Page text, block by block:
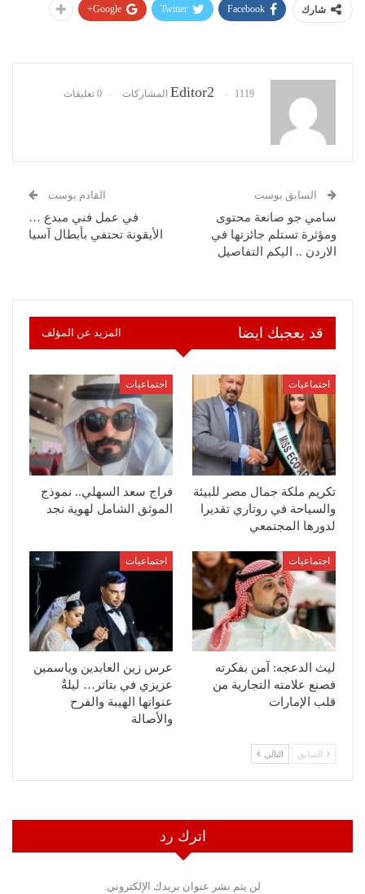
شارك Facebook
Twitter
Google+
Editor2 1119 المشاركات 0 تعليقات
السابق بوست
سامي جو صانعة محتوى
ومؤثرة تستلم جائزتها في
الاردن .. اليكم التفاصيل
القادم بوست
في عمل فني مبدع …
الأيقونة تحتفي بأبطال آسيا
قد يعجبك ايضا المزيد عن المؤلف
اجتماعيات
تكريم ملكة جمال مصر للبيئة
والسياحة في روتاري تقديرا
لدورها المجتمعي
اجتماعيات
فراج سعد السهلي.. نموذج
الموثق الشامل لهوية نجد
اجتماعيات
ليث الدعجه: آمن بفكرته
فصنع علامته التجارية من
قلب الإمارات
اجتماعيات
عرس زين العابدين وياسمين
عزيزي في بتاتر… ليلةٌ
عنوانها الهيبة والفرح
والأصالة
السابق التالي
اترك رد
لن يتم نشر عنوان بريدك الإلكتروني.